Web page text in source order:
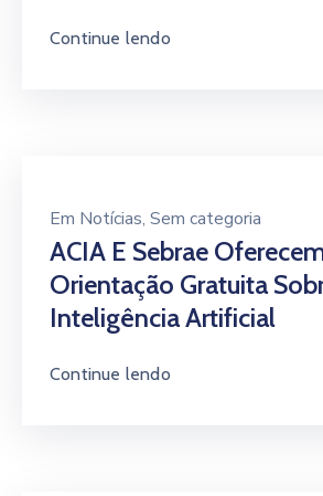
Continue lendo
Em Notícias‚ Sem categoria
ACIA E Sebrae
Orientação Gratuita
Inteligência Artificial
Continue lendo